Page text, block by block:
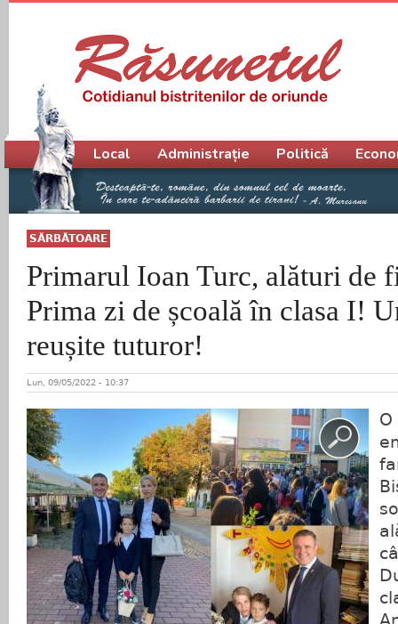
SĂRBĂTOARE
Primarul Ioan Turc, alături de
Prima zi de școală în clasa I!
reușite tuturor!
Lun, 09/05/2022 - 10:37
Meniu principal
Local Administrație Politică